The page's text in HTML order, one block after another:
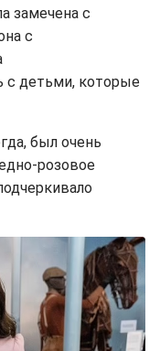
замечена с
с
с детьми, которые
был очень
розовое